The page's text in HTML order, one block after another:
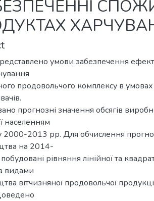
умови забезпечення
продовольчого комплексу в
прогнозні значення обсягів
населенням
2000-2013 рр. Для обчислення
на 2014-
рівняння лінійної та
видами
вітчизняної продовольчої